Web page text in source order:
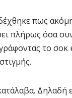
πως
πλήρως όσα
το σοκ
Δηλαδή